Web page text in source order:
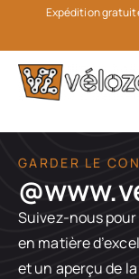
Expédition
GARDER LE
Suivez-nous
en matière
et un aperçu de